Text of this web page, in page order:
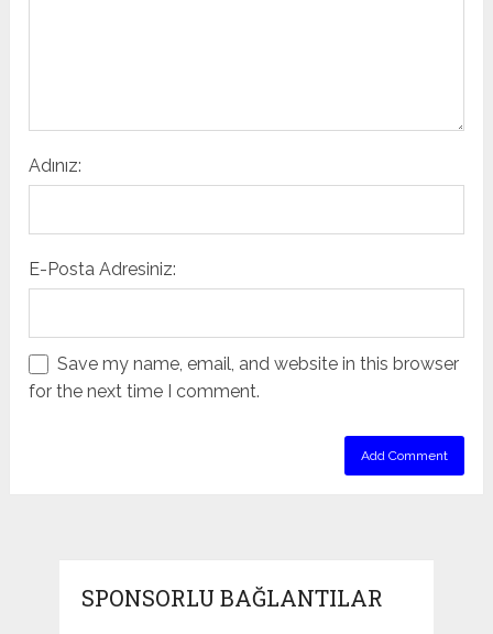
Adınız:
E-Posta Adresiniz:
Save my name, email, and website in this browser
for the next time I comment.
SPONSORLU BAĞLANTILAR